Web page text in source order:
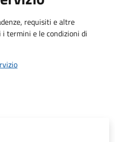
requisiti e altre
termini e le condizioni di